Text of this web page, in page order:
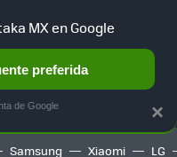
AUTO TERRITORIO
Samsung Xiaomi LG
×
MX en Google
preferida
de Google